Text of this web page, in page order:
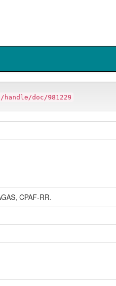
doc/981229
CPAF-RR.